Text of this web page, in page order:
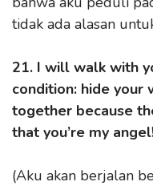
tidak ada alasan
21. I will walk with
condition: hide your
together because
that you’re my
(Aku akan berjalan